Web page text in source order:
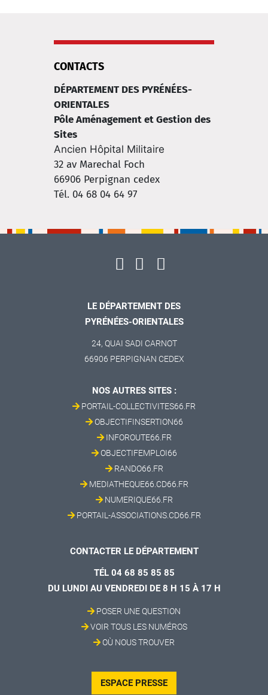
CONTACTS
DÉPARTEMENT DES PYRÉNÉES-
ORIENTALES
Pôle Aménagement et Gestion des
Sites
Ancien Hôpital Militaire
32 av Marechal Foch
66906 Perpignan cedex
Tél. 04 68 04 64 97
LE DÉPARTEMENT DES
PYRÉNÉES-ORIENTALES
24, QUAI SADI CARNOT
66906 PERPIGNAN CEDEX
NOS AUTRES SITES :
PORTAIL-COLLECTIVITES66.FR
OBJECTIFINSERTION66
INFOROUTE66.FR
OBJECTIFEMPLOI66
RANDO66.FR
MEDIATHEQUE66.CD66.FR
NUMERIQUE66.FR
PORTAIL-ASSOCIATIONS.CD66.FR
CONTACTER LE DÉPARTEMENT
TÉL 04 68 85 85 85
DU LUNDI AU VENDREDI DE 8 H 15 À 17 H
POSER UNE QUESTION
VOIR TOUS LES NUMÉROS
OÙ NOUS TROUVER
ESPACE PRESSE